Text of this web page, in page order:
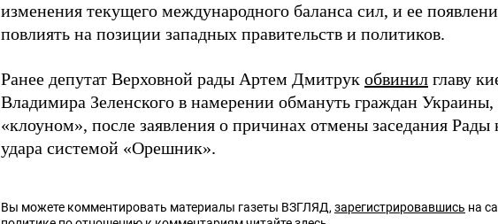
изменения текущего международного баланса сил, и ее
повлиять на позиции западных правительств и политиков.
Ранее депутат Верховной рады Артем Дмитрук обвинил главу
Владимира Зеленского в намерении обмануть граждан Украины,
«клоуном», после заявления о причинах отмены заседания Рады
удара системой «Орешник».
Вы можете комментировать материалы газеты ВЗГЛЯД,зарегистрировавшись на